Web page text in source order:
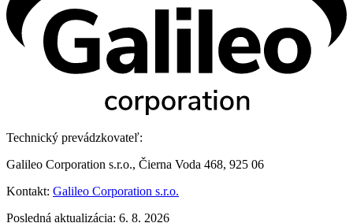
Technický prevádzkovateľ:
Galileo Corporation s.r.o., Čierna Voda 468, 925 06
Kontakt: Galileo Corporation s.r.o.
Posledná aktualizácia: 6. 8. 2026